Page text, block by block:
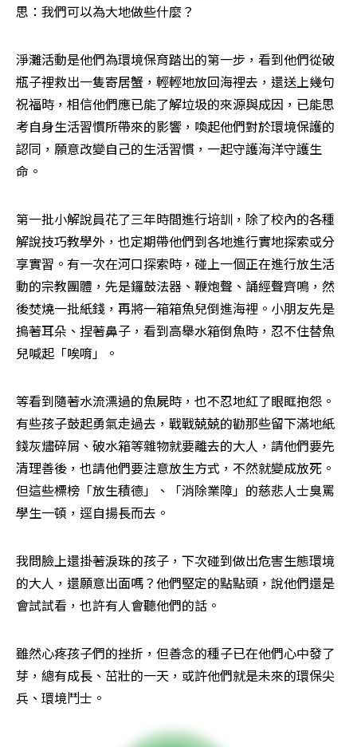
思：我們可以為大地做些什麼？
淨灘活動是他們為環境保育踏出的第一步，看到他們從破
瓶子裡救出一隻寄居蟹，輕輕地放回海裡去，還送上幾句
祝福時，相信他們應已能了解垃圾的來源與成因，已能思
考自身生活習慣所帶來的影響，喚起他們對於環境保護的
認同，願意改變自己的生活習慣，一起守護海洋守護生
命。
第一批小解說員花了三年時間進行培訓，除了校內的各種
解說技巧教學外，也定期帶他們到各地進行實地探索或分
享實習。有一次在河口探索時，碰上一個正在進行放生活
動的宗教團體，先是鑼鼓法器、鞭炮聲、誦經聲齊鳴，然
後焚燒一批紙錢，再將一箱箱魚兒倒進海裡。小朋友先是
摀著耳朵、捏著鼻子，看到高舉水箱倒魚時，忍不住替魚
兒喊起「唉唷」。
等看到隨著水流漂過的魚屍時，也不忍地紅了眼眶抱怨。
有些孩子鼓起勇氣走過去，戰戰兢兢的勸那些留下滿地紙
錢灰燼碎屑、破水箱等雜物就要離去的大人，請他們要先
清理善後，也請他們要注意放生方式，不然就變成放死。
但這些標榜「放生積德」、「消除業障」的慈悲人士臭罵
學生一頓，逕自揚長而去。
我問臉上還掛著淚珠的孩子，下次碰到做出危害生態環境
的大人，還願意出面嗎？他們堅定的點點頭，說他們還是
會試試看，也許有人會聽他們的話。
雖然心疼孩子們的挫折，但善念的種子已在他們心中發了
芽，總有成長、茁壯的一天，或許他們就是未來的環保尖
兵、環境鬥士。